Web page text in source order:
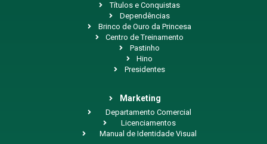
Títulos e Conquistas
Dependências
Brinco de Ouro da Princesa
Centro de Treinamento
Pastinho
Hino
Presidentes
Marketing
Departamento Comercial
Licenciamentos
Manual de Identidade Visual